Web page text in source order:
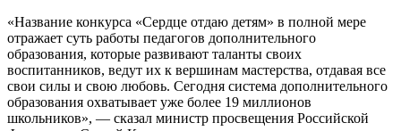
«Название конкурса «Сердце отдаю детям» в полной мере
отражает суть работы педагогов дополнительного
образования, которые развивают таланты своих
воспитанников, ведут их к вершинам мастерства, отдавая все
свои силы и свою любовь. Сегодня система дополнительного
образования охватывает уже более 19 миллионов
школьников», — сказал министр просвещения Российской